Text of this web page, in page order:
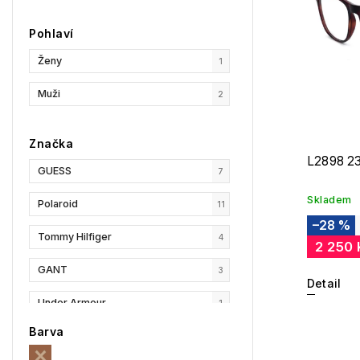
Pohlaví
Ženy 1
Muži 2
Značka
GUESS 7
Polaroid 11
Tommy Hilfiger 4
GANT 3
Under Armour 1
Privé Revaux
Barva
L2898
Skladem
–28 %
2 250
Detail